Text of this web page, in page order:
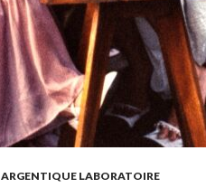
ARGENTIQUE LABORATOIRE